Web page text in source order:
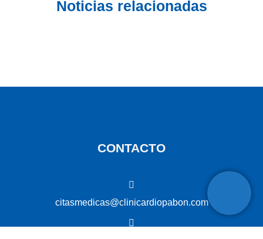
Noticias relacionadas
CONTACTO
citasmedicas@clinicardiopabon.com